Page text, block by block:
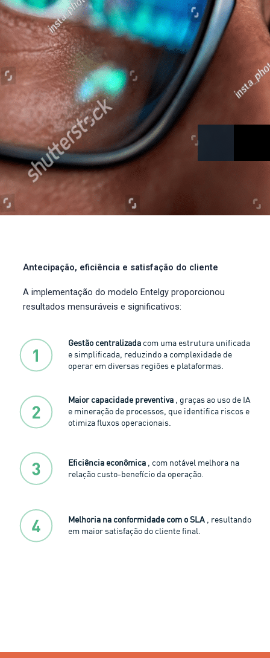
Antecipação, eficiência e satisfação do cliente
A implementação domodelo Entelgy proporcionou
resultados mensuráveis ​​e significativos:
Gestão centralizada com uma estrutura unificada
e simplificada, reduzindo a complexidade de
operar em diversas regiões e plataformas.
Maior capacidade preventiva , graças ao uso de IA
e mineração de processos, que identifica riscos e
otimiza fluxos operacionais.
Eficiência econômica , com notável melhora na
relação custo-benefício da operação.
Melhoria na conformidade com o SLA , resultando
em maior satisfação do cliente final.